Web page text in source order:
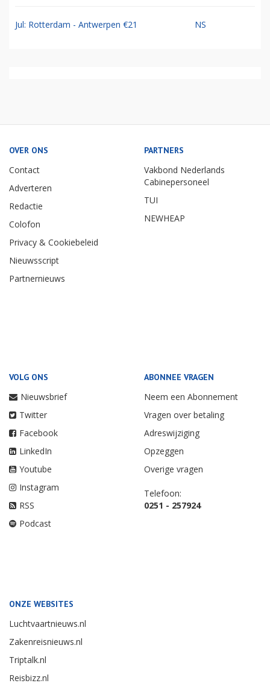
Jul: Rotterdam - Antwerpen €21 NS
OVER ONS
Contact
Adverteren
Redactie
Colofon
Privacy & Cookiebeleid
Nieuwsscript
Partnernieuws
PARTNERS
Vakbond Nederlands
Cabinepersoneel
TUI
NEWHEAP
VOLG ONS
Nieuwsbrief
Twitter
Facebook
LinkedIn
Youtube
Instagram
RSS
Podcast
ABONNEE VRAGEN
Neem een Abonnement
Vragen over betaling
Adreswijziging
Opzeggen
Overige vragen
Telefoon:
0251 - 257924
ONZE WEBSITES
Luchtvaartnieuws.nl
Zakenreisnieuws.nl
Triptalk.nl
Reisbizz.nl